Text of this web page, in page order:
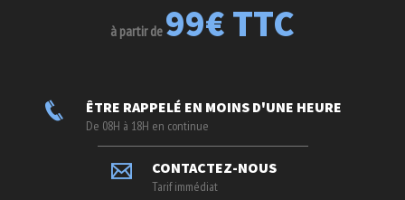
à partir de 99€ TTC
ÊTRE RAPPELÉ EN MOINS D'UNE HEURE
De 08H à 18H en continue
CONTACTEZ-NOUS
Tarif immédiat